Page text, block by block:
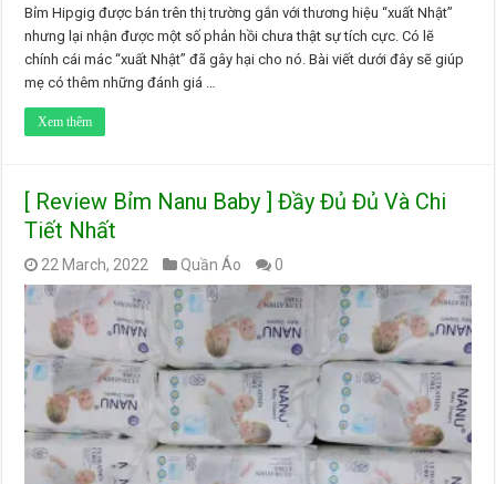
Bỉm Hipgig được bán trên thị trường gắn với thương hiệu “xuất Nhật”
nhưng lại nhận được một số phản hồi chưa thật sự tích cực. Có lẽ
chính cái mác “xuất Nhật” đã gây hại cho nó. Bài viết dưới đây sẽ giúp
mẹ có thêm những đánh giá …
Xem thêm
[ Review Bỉm Nanu Baby ] Đầy Đủ Đủ Và Chi
Tiết Nhất
22 March, 2022 Quần Áo 0